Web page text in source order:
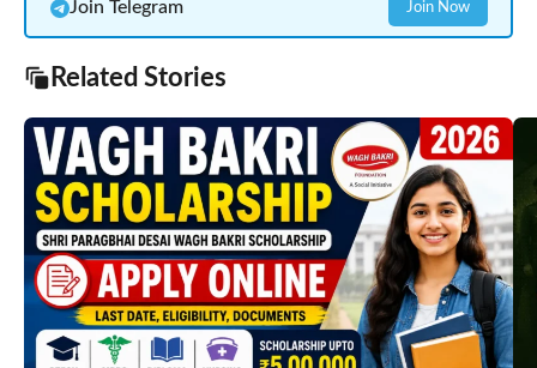
Join Telegram Join Now
Related Stories